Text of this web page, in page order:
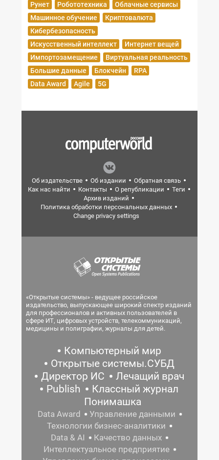
Рунет
Робототехника
Облачные сервисы
Машинное обучение
Криптовалюта
Кибербезопасность
Искусственный интеллект
Интернет вещей
Импортозамещение
Виртуальная реальность
Большие данные
Блокчейн
RPA
Data Award
Agile 5G
Об издательстве Об издании
Обратная связь
Как нас найти
Контакты О републикации
Теги
Архив изданий
Политика обработки персональных данных
Change privacy settings
«Открытые системы» - ведущее российское
издательство, выпускающее широкий спектр изданий
для профессионалов и активных пользователей в
сфере ИТ, цифровых устройств, телекоммуникаций,
медицины и полиграфии, журналы для детей.
Компьютерный мир
Открытые системы.СУБД
Директор ИС
Лечащий врач
Publish
Классный журнал
Понимашка
Data Award
Управление данными
Технологии бизнес-аналитики
Data & AI
Качество данных
Интеллектуальное предприятие